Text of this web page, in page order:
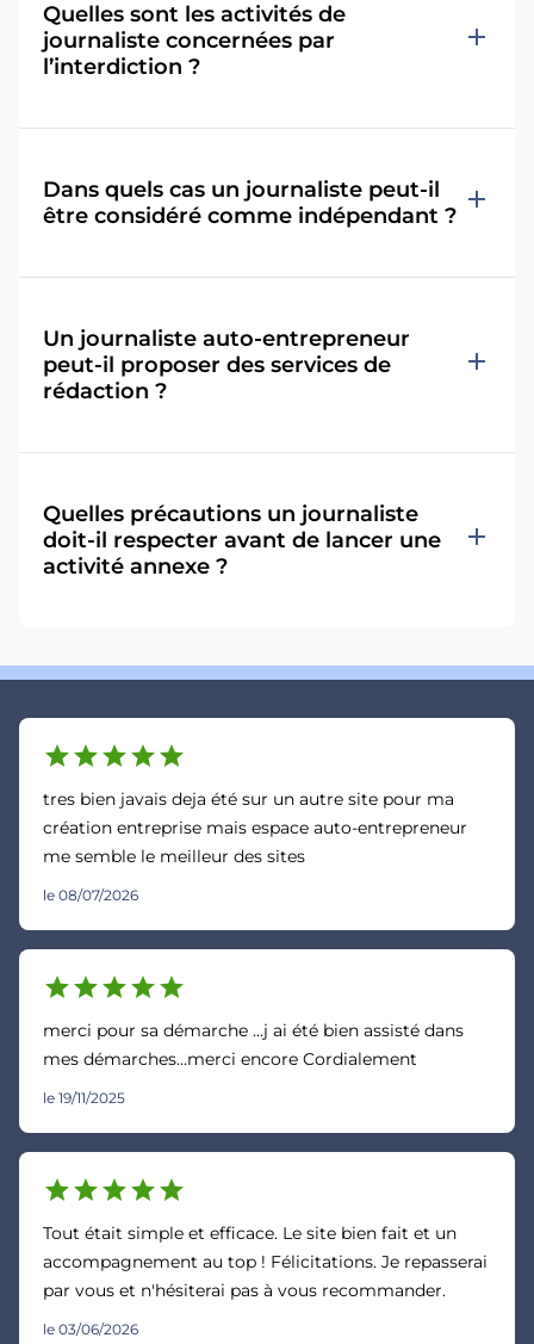
Quelles sont les activités de
journaliste concernées par
l’interdiction ?
add
Dans quels cas un journaliste peut-il
être considéré comme indépendant ?
add
Un journaliste auto-entrepreneur
peut-il proposer des services de
rédaction ?
add
Quelles précautions un journaliste
doit-il respecter avant de lancer une
activité annexe ?
add
starstarstarstarstar
tres bien javais deja été sur un autre site pour ma
création entreprise mais espace auto-entrepreneur
me semble le meilleur des sites
le 08/07/2026
starstarstarstarstar
merci pour sa démarche ...j ai été bien assisté dans
mes démarches...merci encore Cordialement
le 19/11/2025
starstarstarstarstar
Tout était simple et efficace. Le site bien fait et un
accompagnement au top ! Félicitations. Je repasserai
par vous et n'hésiterai pas à vous recommander.
le 03/06/2026